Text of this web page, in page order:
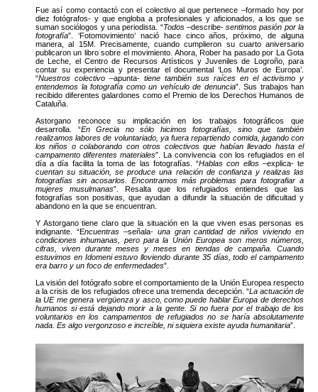
Fue así como contactó con el colectivo al que pertenece –formado hoy por
diez fotógrafos- y que engloba a profesionales y aficionados, a los que se
suman sociólogos y una periodista. “Todos–describe-sentimos pasión por la
fotografía”. ‘Fotomovimiento’ nació hace cinco años, próximo, de alguna
manera, al 15M. Precisamente, cuando cumplieron su cuarto aniversario
publicaron un libro sobre el movimiento. Ahora, Rober ha pasado por La Gota
de Leche, el Centro de Recursos Artísticos y Juveniles de Logroño, para
contar su experiencia y presentar el documental ‘Los Muros de Europa’.
“Nuestros colectivo –apunta-tiene también sus raíces en el activismo y
entendemos la fotografía como un vehículo de denuncia”. Sus trabajos han
recibido diferentes galardones como el Premio de los Derechos Humanos de
Cataluña.
Astorgano reconoce su implicación en los trabajos fotográficos que
desarrolla. “En Grecia no sólo hicimos fotografías, sino que también
realizamos labores de voluntariado, ya fuera repartiendo comida, jugando con
los niños o colaborando con otros colectivos que habían llevado hasta el
campamento diferentes materiales”. La convivencia con los refugiados en el
día a día facilita la toma de las fotografías. “Hablas con ellos–explica- te
cuentan su situación, se produce una relación de confianza y realizas las
fotografías sin acosarlos. Encontramos más problemas para fotografiar a
mujeres musulmanas”. Resalta que los refugiados entiendes que las
fotografías son positivas, que ayudan a difundir la situación de dificultad y
abandono en la que se encuentran.
Y Astorgano tiene claro que la situación en la que viven esas personas es
indignante. “Encuentras–señala- una gran cantidad de niños viviendo en
condiciones inhumanas, pero para la Unión Europea son meros números,
cifras, viven durante meses y meses en tiendas de campaña. Cuando
estuvimos en Idomeni estuvo lloviendo durante 35 días, todo el campamento
era barro y un foco de enfermedades”.
La visión del fotógrafo sobre el comportamiento de la Unión Europea respecto
a la crisis de los refugiados ofrece una tremenda decepción. “La actuación de
la UE me genera vergüenza y asco, como puede hablar Europa de derechos
humanos si está dejando morir a la gente. Si no fuera por el trabajo de los
voluntarios en los campamentos de refugiados no se haría absolutamente
nada. Es algo vergonzoso e increíble, ni siquiera existe ayuda humanitaria”.